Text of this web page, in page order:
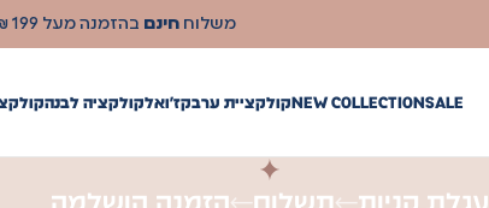
SALE
NEW COLLECTIONקולקציית ערבקז'ואלקולקציה לבנה
משלוח חינם בהזמנה מעל 199 ₪